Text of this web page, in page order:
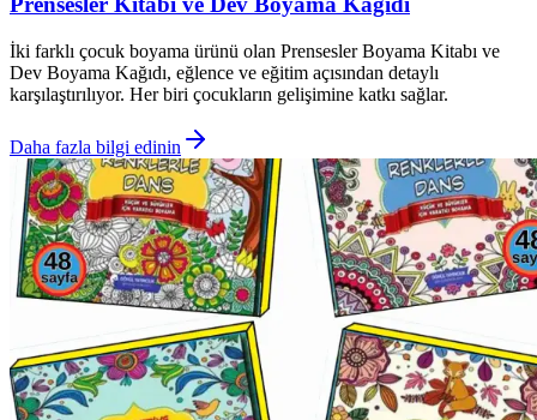
İki farklı çocuk boyama ürünü olan Prensesler Boyama Kitabı ve
Dev Boyama Kağıdı, eğlence ve eğitim açısından detaylı
karşılaştırılıyor. Her biri çocukların gelişimine katkı sağlar.
Daha fazla bilgi edinin